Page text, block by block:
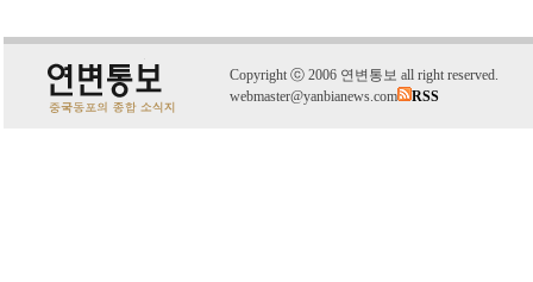
Copyright ⓒ 2006 연변통보 all right reserved.
webmaster@yanbianews.com
RSS